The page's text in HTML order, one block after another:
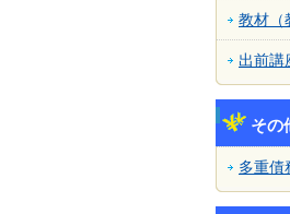
教材（
出前講
その
多重債